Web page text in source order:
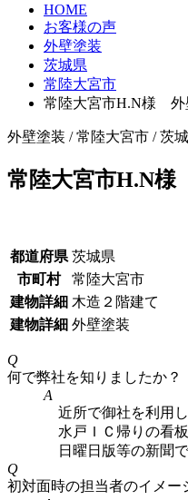
HOME
お客様の声
外壁塗装
茨城県
常陸大宮市
常陸大宮市H.N様 外
外壁塗装 / 常陸大宮市 / 茨
常陸大宮市H.N
都道府県 茨城県
市町村
常陸大宮市
建物詳細 木造２階建て
建物詳細 外壁塗装
Q
何で弊社を知りましたか？
A
近所で御社を利用し
水戸ＩＣ帰りの看板
日曜日版等の新聞で
Q
初対面時の担当者のイメー